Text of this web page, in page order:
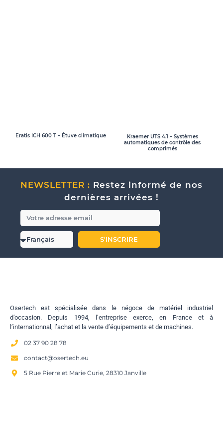
Eratis ICH 600 T – Étuve climatique
Kraemer UTS 4.1 – Systèmes
automatiques de contrôle des
comprimés
NEWSLETTER : Restez informé de nos
dernières arrivées !
S'INSCRIRE
Osertech est spécialisée dans le négoce de matériel industriel
d’occasion. Depuis 1994, l’entreprise exerce, en France et à
l’internationnal, l’achat et la vente d’équipements et de machines.
02 37 90 28 78
contact@osertech.eu
5 Rue Pierre et Marie Curie, 28310 Janville